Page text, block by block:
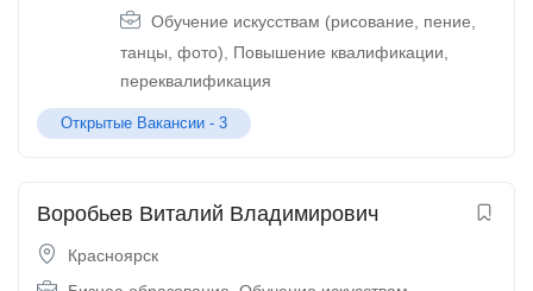
Обучение искусствам (рисование, пение,
танцы, фото)
Повышение квалификации,
переквалификация
Открытые Вакансии - 3
Воробьев Виталий Владимирович
Красноярск